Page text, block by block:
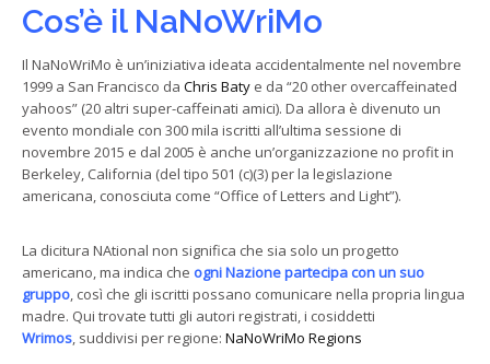
Cos’è il NaNoWriMo
Il NaNoWriMo è un’iniziativa ideata accidentalmente nel novembre
1999 a San Francisco da Chris Baty e da “20 other overcaffeinated
yahoos” (20 altri super-caffeinati amici). Da allora è divenuto un
evento mondiale con 300 mila iscritti all’ultima sessione di
novembre 2015 e dal 2005 è anche un’organizzazione no profit in
Berkeley, California (del tipo 501 (c)(3) per la legislazione
americana, conosciuta come “Office of Letters and Light”).
La dicitura NAtional non significa che sia solo un progetto
americano, ma indica che ogni Nazione partecipa con un suo
gruppo, così che gli iscritti possano comunicare nella propria lingua
madre. Qui trovate tutti gli autori registrati, i cosiddetti
Wrimos, suddivisi per regione: NaNoWriMo Regions